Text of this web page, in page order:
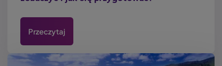
Przeczytaj